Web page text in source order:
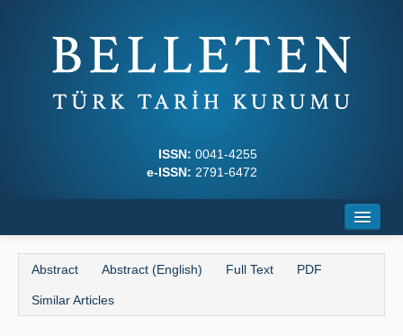
ISSN: 0041-4255
e-ISSN: 2791-6472
Journal Boards
Abstract Abstract (English) Full Text PDF
Similar Articles